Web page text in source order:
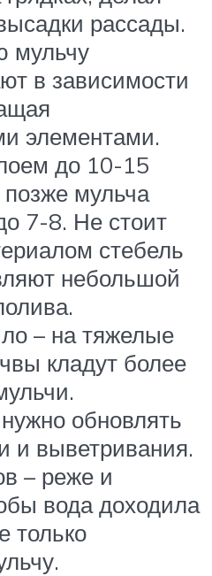
рассады.
мульчу
в зависимости
элементами.
до 10-15
мульча
7-8. Не стоит
стебель
небольшой
– на тяжелые
кладут более
обновлять
и выветривания.
– реже и
вода доходила
только